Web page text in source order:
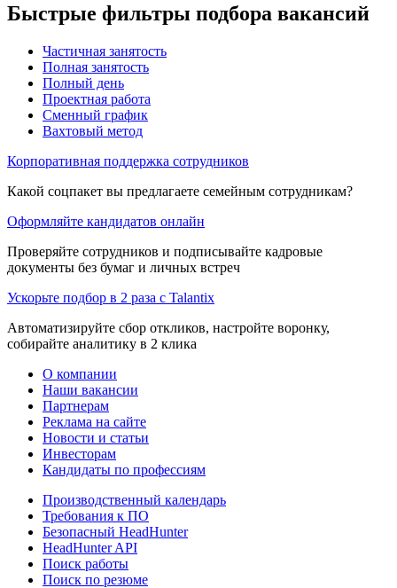
Быстрые фильтры подбора вакансий
Частичная занятость
Полная занятость
Полный день
Проектная работа
Сменный график
Вахтовый метод
Корпоративная поддержка сотрудников
Какой соцпакет вы предлагаете семейным сотрудникам?
Оформляйте кандидатов онлайн
Проверяйте сотрудников и подписывайте кадровые
документы без бумаг и личных встреч
Ускорьте подбор в 2 раза с Talantix
Автоматизируйте сбор откликов, настройте воронку,
собирайте аналитику в 2 клика
О компании
Наши вакансии
Партнерам
Реклама на сайте
Новости и статьи
Инвесторам
Кандидаты по профессиям
Производственный календарь
Требования к ПО
Безопасный HeadHunter
HeadHunter API
Поиск работы
Поиск по резюме